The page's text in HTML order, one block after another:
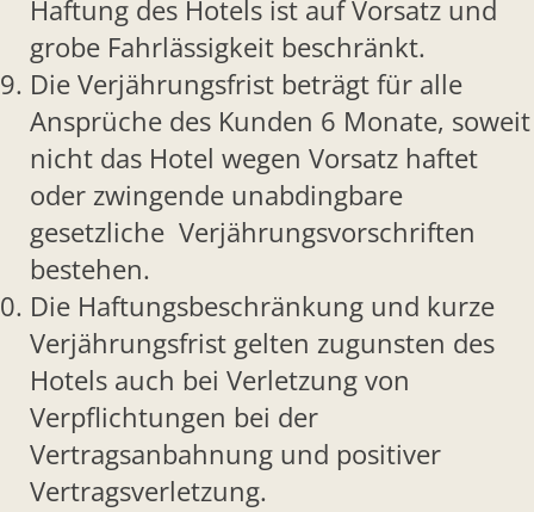
Haftung des Hotels ist auf Vorsatz und
grobe Fahrlässigkeit beschränkt.
Die Verjährungsfrist beträgt für alle
Ansprüche des Kunden 6 Monate, soweit
nicht das Hotel wegen Vorsatz haftet
oder zwingende unabdingbare
gesetzliche Verjährungsvorschriften
bestehen.
Die Haftungsbeschränkung und kurze
Verjährungsfrist gelten zugunsten des
Hotels auch bei Verletzung von
Verpflichtungen bei der
Vertragsanbahnung und positiver
Vertragsverletzung.